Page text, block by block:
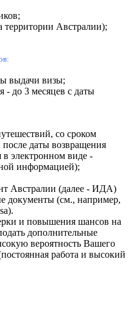
территории Австралии);
выдачи визы;
- до 3 месяцев с даты
со сроком
даты возвращения
в электронном виде -
информацией);
Австралии (далее - ИДА)
документы (см., например,
.
и повышения шансов на
дополнительные
вероятность Вашего
работа и высокий